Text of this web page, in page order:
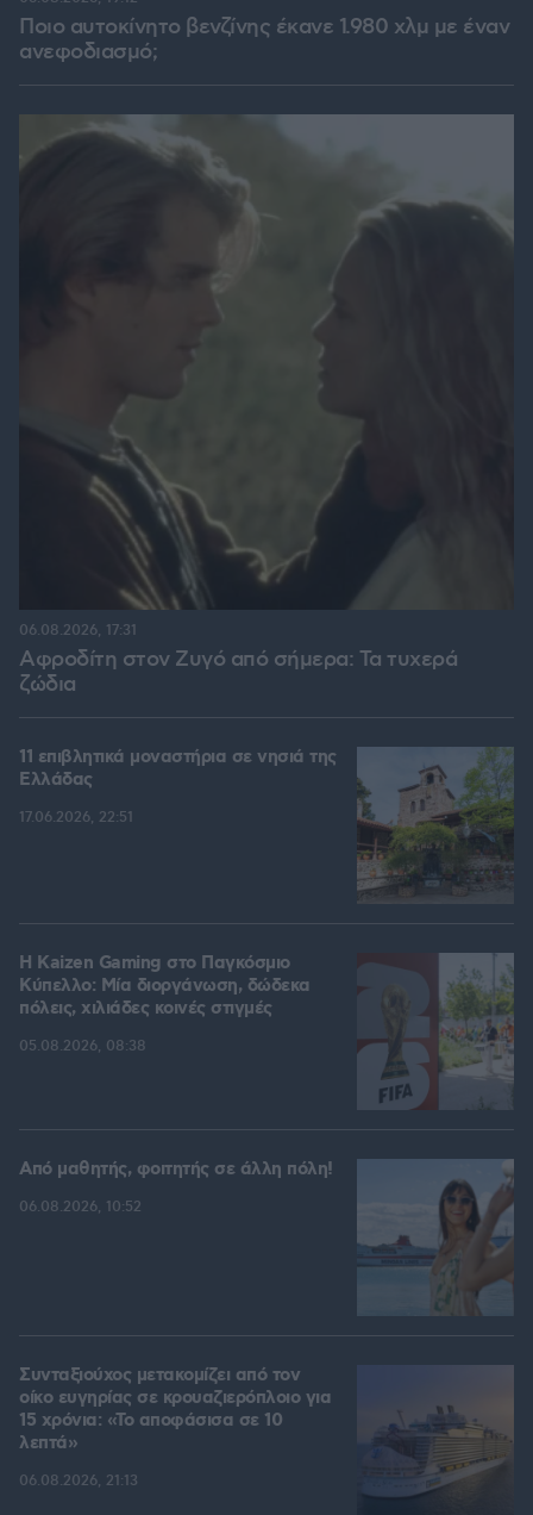
Ποιο αυτοκίνητο βενζίνης έκανε 1.980 χλμ με έναν
ανεφοδιασμό;
Αφροδίτη στον Ζυγό από σήμερα: Τα τυχερά
ζώδια
06.08.2026, 17:31
11 επιβλητικά μοναστήρια σε νησιά της
Ελλάδας
17.06.2026, 22:51
H Kaizen Gaming στο Παγκόσμιο
Kύπελλο: Μία διοργάνωση, δώδεκα
πόλεις, χιλιάδες κοινές στιγμές
05.08.2026, 08:38
Από μαθητής, φοιτητής σε άλλη πόλη!
06.08.2026, 10:52
Συνταξιούχος μετακομίζει από τον
οίκο ευγηρίας σε κρουαζιερόπλοιο για
15 χρόνια: «Το αποφάσισα σε 10
λεπτά»
06.08.2026, 21:13